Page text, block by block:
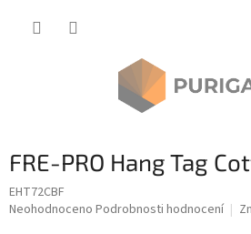
FRE-PRO Hang Tag
EHT72CBF
Průměrné
Neohodnoceno Podrobnosti hodnocení